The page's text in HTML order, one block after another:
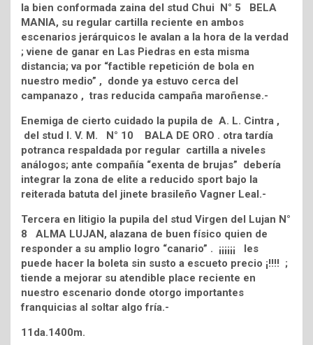
la bien conformada zaina del stud Chui N° 5 BELA
MANIA, su regular cartilla reciente en ambos
escenarios jerárquicos le avalan a la hora de la verdad
; viene de ganar en Las Piedras en esta misma
distancia; va por “factible repetición de bola en
nuestro medio” , donde ya estuvo cerca del
campanazo , tras reducida campaña maroñense.-
Enemiga de cierto cuidado la pupila de A. L. Cintra ,
del stud I. V. M. N° 10 BALA DE ORO . otra tardía
potranca respaldada por regular cartilla a niveles
análogos; ante compañía “exenta de brujas” debería
integrar la zona de elite a reducido sport bajo la
reiterada batuta del jinete brasileño Vagner Leal.-
Tercera en litigio la pupila del stud Virgen del Lujan N°
8 ALMA LUJAN, alazana de buen físico quien de
responder a su amplio logro “canario” . ¡¡¡¡¡¡ les
puede hacer la boleta sin susto a escueto precio ¡!!!! ;
tiende a mejorar su atendible place reciente en
nuestro escenario donde otorgo importantes
franquicias al soltar algo fría.-
11da.1400m.